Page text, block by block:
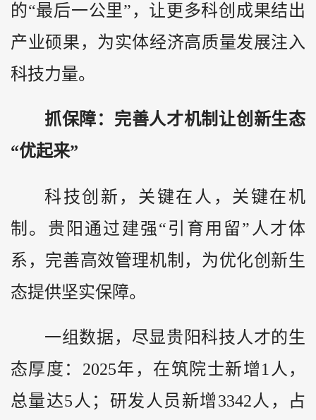
的“最后一公里”，让更多科创成果结出
产业硕果，为实体经济高质量发展注入
科技力量。
抓保障：完善人才机制让创新生态
“优起来”
科技创新，关键在人，关键在机
制。贵阳通过建强“引育用留”人才体
系，完善高效管理机制，为优化创新生
态提供坚实保障。
一组数据，尽显贵阳科技人才的生
态厚度：2025年，在筑院士新增1人，
总量达5人；研发人员新增3342人，占